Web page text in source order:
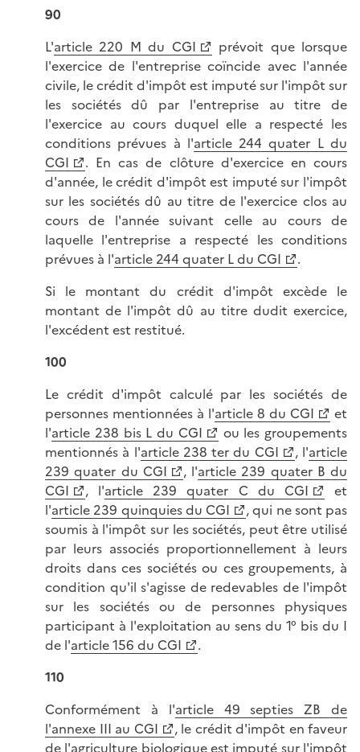
90
L'article 220 M du CGI
prévoit que lorsque
l'exercice de l'entreprise coïncide avec l'année
civile, le crédit d'impôt est imputé sur l'impôt sur
les sociétés dû par l'entreprise au titre de
l'exercice au cours duquel elle a respecté les
conditions prévues à l'article 244 quater L du
CGI
. En cas de clôture d'exercice en cours
d'année, le crédit d'impôt est imputé sur l'impôt
sur les sociétés dû au titre de l'exercice clos au
cours de l'année suivant celle au cours de
laquelle l'entreprise a respecté les conditions
prévues à l'article 244 quater L du CGI
.
Si le montant du crédit d'impôt excède le
montant de l'impôt dû au titre dudit exercice,
l'excédent est restitué.
100
Le crédit d'impôt calculé par les sociétés de
personnes mentionnées à l'article 8 du CGI
et
l'article 238 bis L du CGI
ou les groupements
mentionnés à l'article 238 ter du CGI , l'article
239 quater du CGI
, l'article 239 quater B du
CGI
, l'article 239 quater C du CGI
et
l'article 239 quinquies du CGI
, qui ne sont pas
soumis à l'impôt sur les sociétés, peut être utilisé
par leurs associés proportionnellement à leurs
droits dans ces sociétés ou ces groupements, à
condition qu'il s'agisse de redevables de l'impôt
sur les sociétés ou de personnes physiques
participant à l'exploitation au sens du 1° bis du I
de l'article 156 du CGI
.
110
Conformément à l'article 49 septies ZB de
l'annexe III au CGI
, le crédit d'impôt en faveur
de l'agriculture biologique est imputé sur l'impôt